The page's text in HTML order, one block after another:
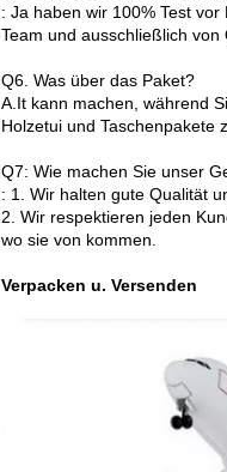
: Ja haben wir 100% Test
Team und ausschließlich von
Q6. Was über das Paket?
A.It kann machen, während
Holzetui und Taschenpakete
Q7: Wie machen Sie unser
: 1. Wir halten gute Qualität
2. Wir respektieren jeden
wo sie von kommen.
Verpacken u. Versenden